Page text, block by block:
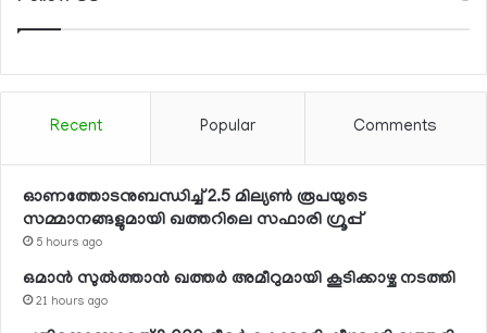
Recent Popular Comments
ഓണത്തോടനുബന്ധിച്ച് 2.5 മില്യണ്‍ രൂപയുടെ
സമ്മാനങ്ങളുമായി ഖത്തറിലെ സഫാരി ഗ്രൂപ്പ്
5 hours ago
ഒമാന്‍ സുല്‍ത്താന്‍ ഖത്തര്‍ അമീറുമായി കൂടിക്കാഴ്ച നടത്തി
21 hours ago